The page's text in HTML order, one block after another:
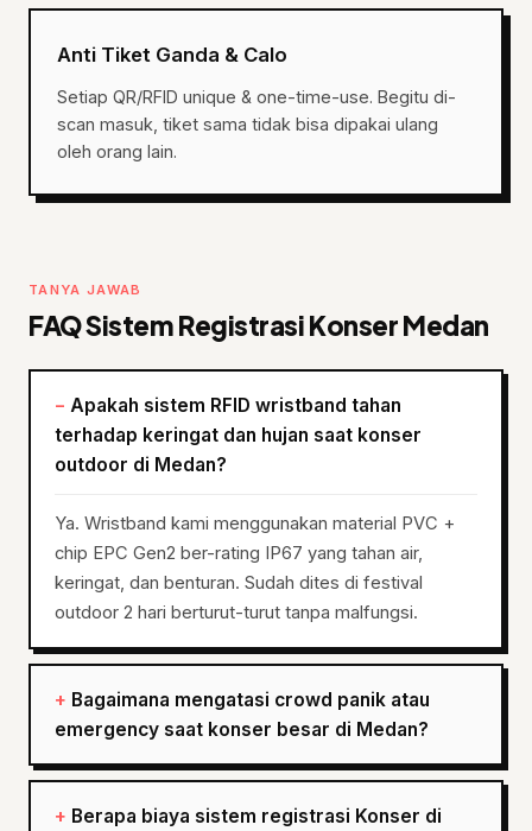
Anti Tiket Ganda & Calo
Setiap QR/RFID unique & one-time-use. Begitu di-
scan masuk, tiket sama tidak bisa dipakai ulang
oleh orang lain.
TANYA JAWAB
FAQ Sistem Registrasi Konser Medan
Apakah sistem RFID wristband tahan
terhadap keringat dan hujan saat konser
outdoor di Medan?
Ya. Wristband kami menggunakan material PVC +
chip EPC Gen2 ber-rating IP67 yang tahan air,
keringat, dan benturan. Sudah dites di festival
outdoor 2 hari berturut-turut tanpa malfungsi.
Bagaimana mengatasi crowd panik atau
emergency saat konser besar di Medan?
Berapa biaya sistem registrasi Konser di